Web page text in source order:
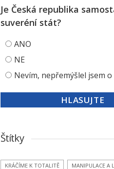
Je Česká republika
suveréní stát?
ANO
NE
Nevím, nepřemýšlel jsem
Štítky
KRÁČÍME K TOTALITĚ MANIPULACE A